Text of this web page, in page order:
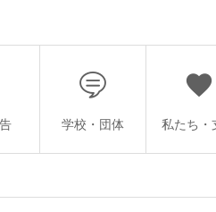
学校・団体 私たち・